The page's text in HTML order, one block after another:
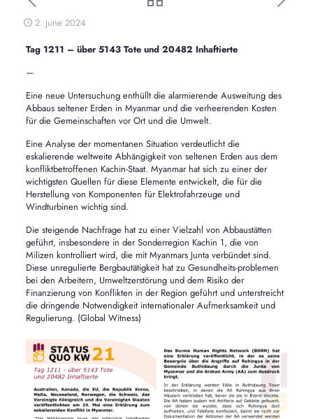
2. June 2024
Tag 1211 – über 5143 Tote und 20482 Inhaftierte
—
Eine neue Untersuchung enthüllt die alarmierende Ausweitung des
Abbaus seltener Erden in Myanmar und die verheerenden Kosten
für die Gemeinschaften vor Ort und die Umwelt.
Eine Analyse der momentanen Situation verdeutlicht die
eskalierende weltweite Abhängigkeit von seltenen Erden aus dem
konfliktbetroffenen Kachin-Staat. Myanmar hat sich zu einer der
wichtigsten Quellen für diese Elemente entwickelt, die für die
Herstellung von Komponenten für Elektrofahrzeuge und
Windturbinen wichtig sind.
Die steigende Nachfrage hat zu einer Vielzahl von Abbaustätten
geführt, insbesondere in der Sonderregion Kachin 1, die von
Milizen kontrolliert wird, die mit Myanmars Junta verbündet sind.
Diese unregulierte Bergbautätigkeit hat zu Gesundheits-problemen
bei den Arbeitern, Umweltzerstörung und dem Risiko der
Finanzierung von Konflikten in der Region geführt und unterstreicht
die dringende Notwendigkeit internationaler Aufmerksamkeit und
Regulierung. (Global Witness)